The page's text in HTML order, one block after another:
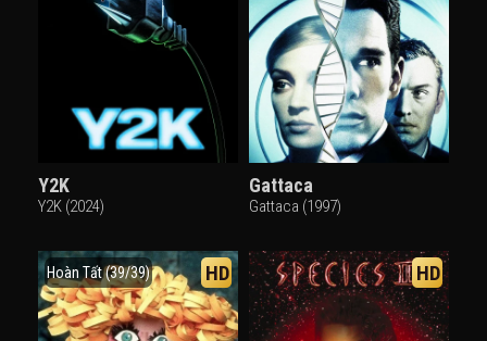
Y2K
Y2K (2024)
Gattaca
Gattaca (1997)
Hoàn Tất (39/39) HD HD